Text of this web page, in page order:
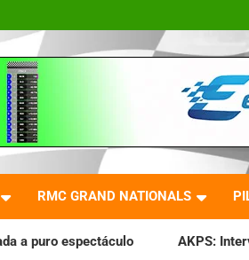
RMC GRAND NATIONALS
AKPS: Intervino la IGJ y oficializó